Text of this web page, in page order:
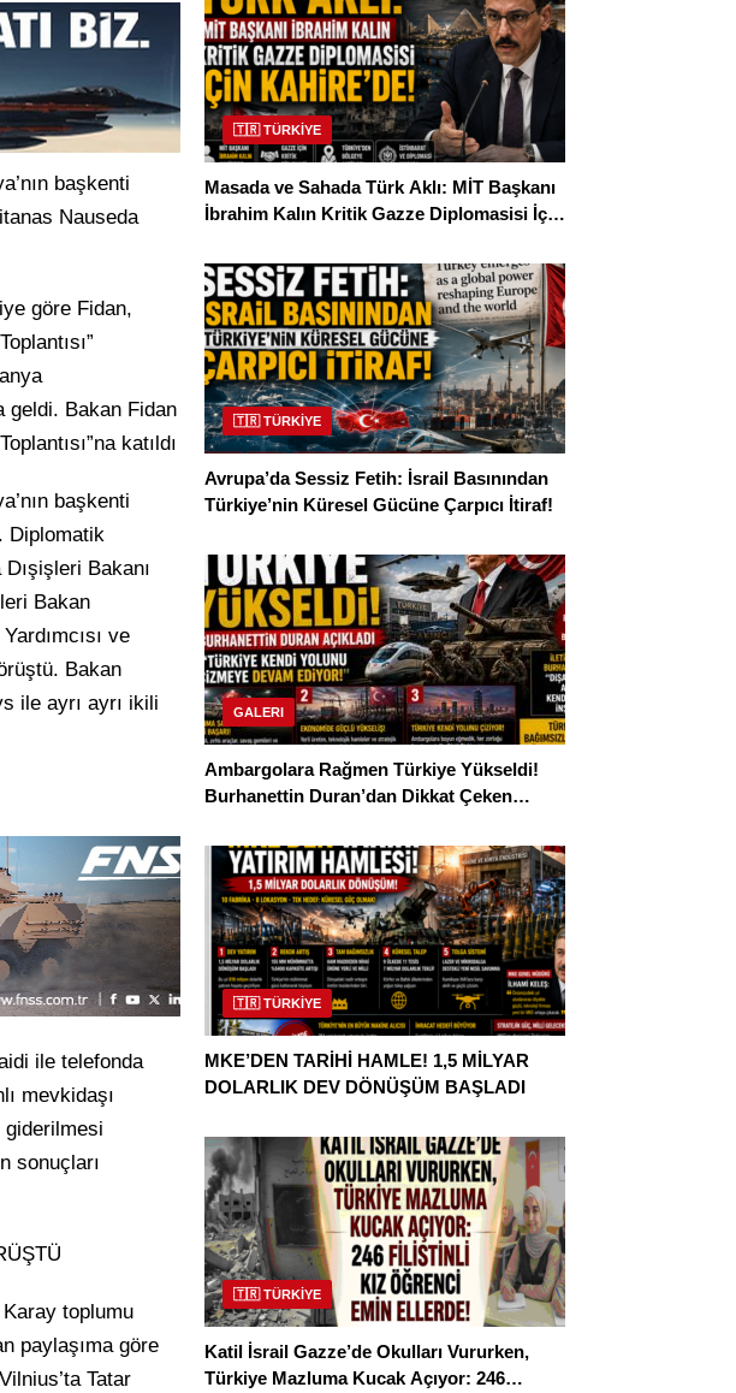
başkenti
Nauseda
göre Fidan,
geldi. Bakan Fidan
katıldı
başkenti
Diplomatik
Bakanı
Bakan
ve
Bakan
ile ayrı ayrı ikili
ile telefonda
mevkidaşı
giderilmesi
sonuçları
Karay toplumu
paylaşıma göre
Tatar
🇹🇷 TÜRKİYE
Masada ve Sahada Türk Aklı: MİT Başkanı
İbrahim Kalın Kritik Gazze Diplomasisi İçin
🇹🇷 TÜRKİYE
Avrupa’da Sessiz Fetih: İsrail Basınından
Türkiye’nin Küresel Gücüne Çarpıcı İtiraf!
GALERI
Ambargolara Rağmen Türkiye Yükseldi!
Burhanettin Duran’dan Dikkat Çeken
🇹🇷 TÜRKİYE
MKE’DEN TARİHİ HAMLE! 1,5 MİLYAR
DOLARLIK DEV DÖNÜŞÜM BAŞLADI
🇹🇷 TÜRKİYE
Katil İsrail Gazze’de Okulları Vururken,
Türkiye Mazluma Kucak Açıyor: 246